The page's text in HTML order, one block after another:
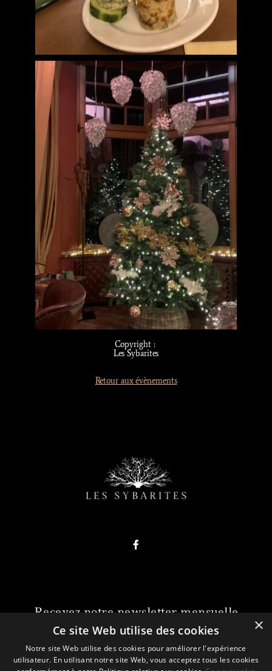
Copyright :
Les Sybarites
Retour aux évènements
Recevez notre newsletter mensuelle
gratuitement
JE REJOINS LA NEWSLETTER !
×
Ce site Web utilise des cookies
Notre site Web utilise des cookies pour améliorer l'expérience
utilisateur. En utilisant notre site Web, vous acceptez tous les cookies